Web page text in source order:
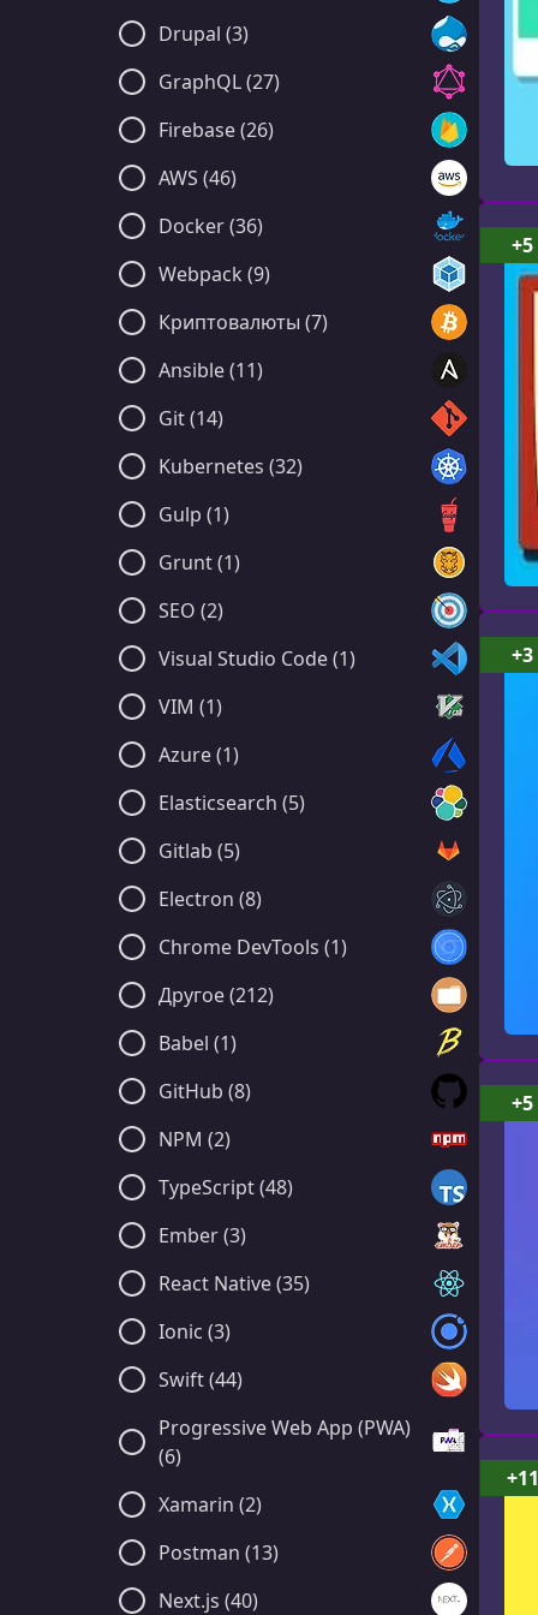
Drupal (3)
GraphQL (27)
Firebase (26)
AWS (46)
Docker (36)
Webpack (9)
Криптовалюты (7)
Ansible (11)
Git (14)
Kubernetes (32)
Gulp (1)
Grunt (1)
SEO (2)
Visual Studio Code (1)
VIM (1)
Azure (1)
Elasticsearch (5)
Gitlab (5)
Electron (8)
Chrome DevTools (1)
Другое (212)
Babel (1)
GitHub (8)
NPM (2)
TypeScript (48)
Ember (3)
React Native (35)
Ionic (3)
Swift (44)
Progressive Web App (PWA)
(6)
Xamarin (2)
Postman (13)
Next.js (40)
+5
+3
+5
+11